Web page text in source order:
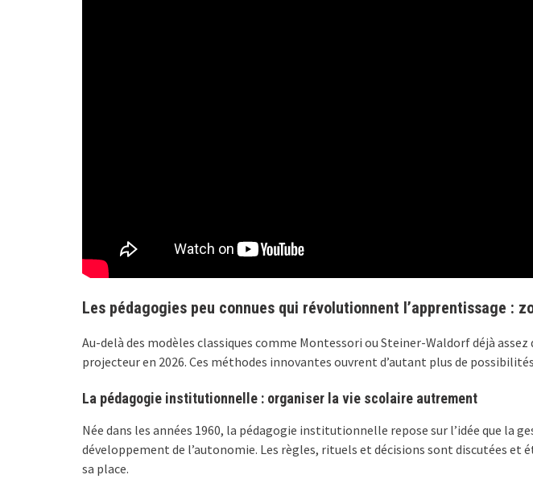
Les pédagogies peu connues qui révolutionnent l’apprentissage :
Au-delà des modèles classiques comme Montessori ou Steiner-Waldorf déjà
projecteur en 2026. Ces méthodes innovantes ouvrent d’autant plus de
La pédagogie institutionnelle : organiser la vie scolaire autrement
Née dans les années 1960, la pédagogie institutionnelle repose sur l’idée que
développement de l’autonomie. Les règles, rituels et décisions sont discutées et
sa place.